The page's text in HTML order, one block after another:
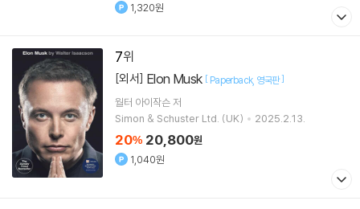
1,320원
7
[외서] Elon Musk [ Paperback 영국판]
월터 아이작슨저
Simon & Schuster Ltd. (UK)
2025.2.13.
20% 20,800원
1,040원